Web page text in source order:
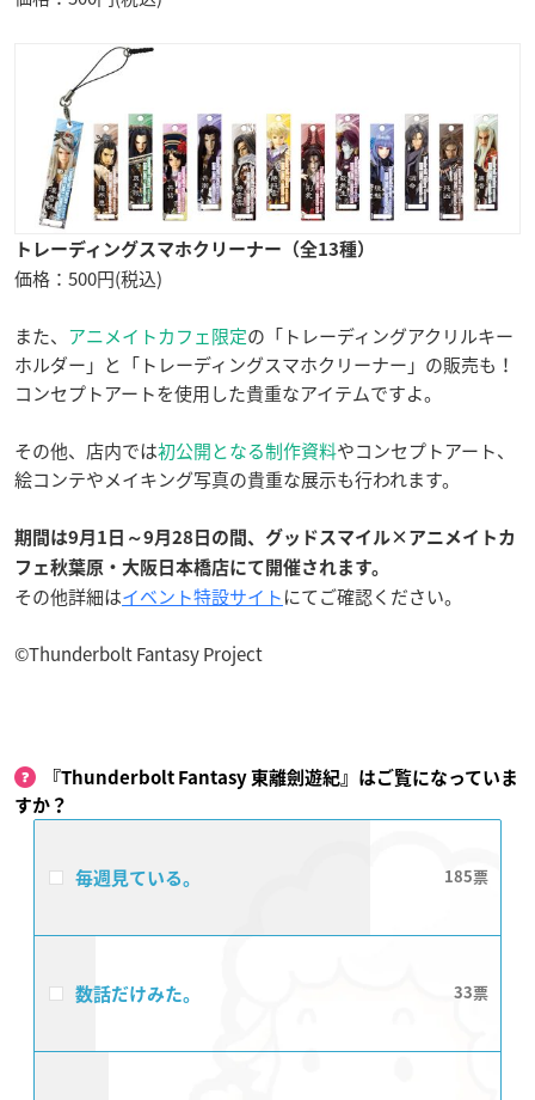
トレーディングスマホクリーナー（全13種）
価格：500円(税込)
また、 アニメイトカフェ限定の「トレーディングアクリルキー
ホルダー」と「トレーディングスマホクリーナー」の販売も！
コンセプトアートを使用した貴重なアイテムですよ。
その他、店内では初公開となる制作資料やコンセプトアート、
絵コンテやメイキング写真の貴重な展示も行われます。
期間は9月1日～9月28日の間、 グッドスマイル×アニメイトカ
フェ秋葉原・大阪日本橋店にて開催されます。
その他詳細はイベント特設サイトにてご確認ください。
©Thunderbolt Fantasy Project
『Thunderbolt Fantasy 東離劍遊紀』はご覧になっていま
すか？
毎週見ている。 185
数話だけみた。 33